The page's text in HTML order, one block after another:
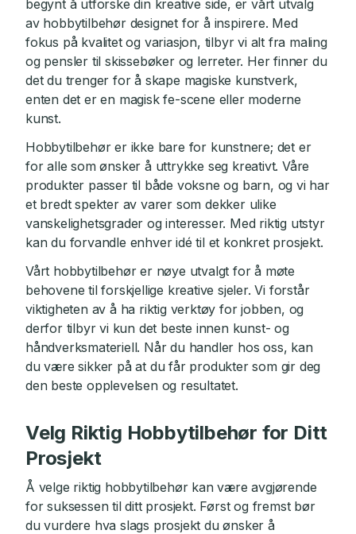
begynt å utforske din kreative side, er vårt utvalg
av hobbytilbehør designet for å inspirere. Med
fokus på kvalitet og variasjon, tilbyr vi alt fra maling
og pensler til skissebøker og lerreter. Her finner du
det du trenger for å skape magiske kunstverk,
enten det er en magisk fe-scene eller moderne
kunst.
Hobbytilbehør er ikke bare for kunstnere; det er
for alle som ønsker å uttrykke seg kreativt. Våre
produkter passer til både voksne og barn, og vi har
et bredt spekter av varer som dekker ulike
vanskelighetsgrader og interesser. Med riktig utstyr
kan du forvandle enhver idé til et konkret prosjekt.
Vårt hobbytilbehør er nøye utvalgt for å møte
behovene til forskjellige kreative sjeler. Vi forstår
viktigheten av å ha riktig verktøy for jobben, og
derfor tilbyr vi kun det beste innen kunst- og
håndverksmateriell. Når du handler hos oss, kan
du være sikker på at du får produkter som gir deg
den beste opplevelsen og resultatet.
Velg Riktig Hobbytilbehør for Ditt
Prosjekt
Å velge riktig hobbytilbehør kan være avgjørende
for suksessen til ditt prosjekt. Først og fremst bør
du vurdere hva slags prosjekt du ønsker å